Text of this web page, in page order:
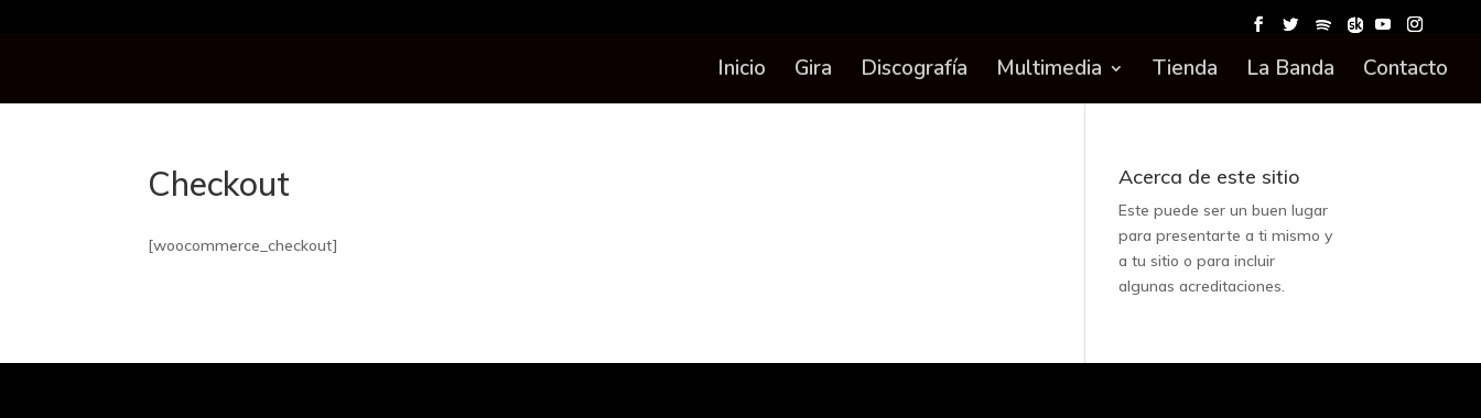
Inicio Gira Discografía Multimedia Tienda La Banda Contacto
Checkout
[woocommerce_checkout]
Acerca de este sitio
Este puede ser un buen lugar
para presentarte a ti mismo y
a tu sitio o para incluir
algunas acreditaciones.